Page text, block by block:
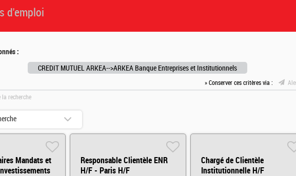
d'emploi
:
CREDIT MUTUEL ARKEA-->ARKEA Banque Entreprises et Institutionnels
» Conserver ces critères via :
recherche
Mandats et
Responsable Clientèle ENR
H/F - Paris H/F
Chargé de Clientèle
Institutionnelle H/F